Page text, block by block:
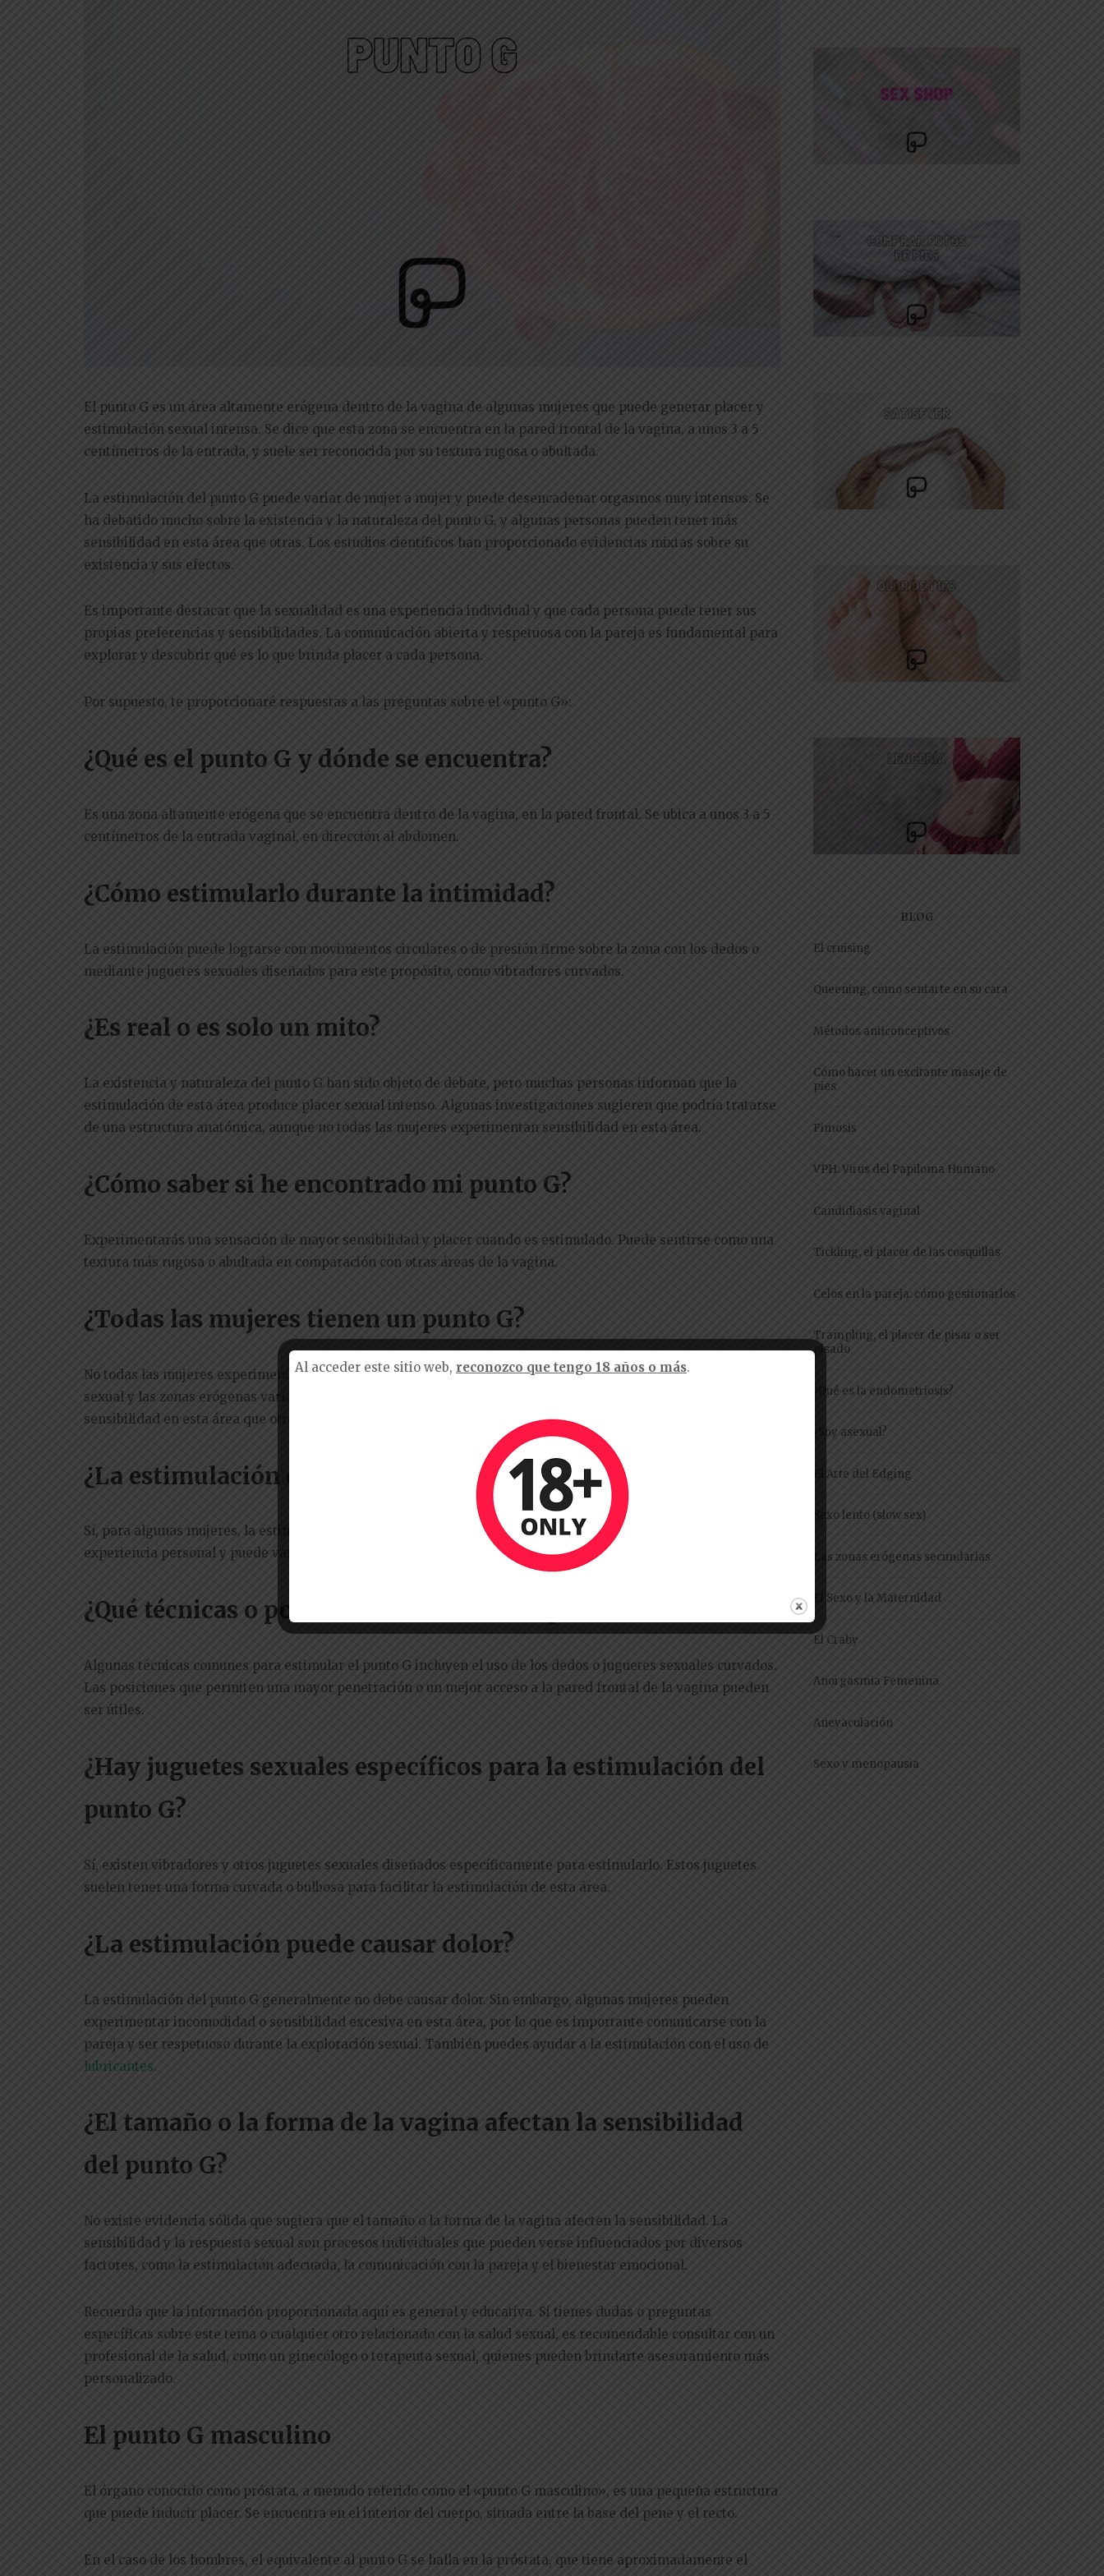
El punto G es un área altamente erógena dentro de la vagina de algunas mujeres que puede generar placer y
estimulación sexual intensa. Se dice que esta zona se encuentra en la pared frontal de la vagina, a unos 3 a 5
centímetros de la entrada, y suele ser reconocida por su textura rugosa o abultada.
La estimulación del punto G puede variar de mujer a mujer y puede desencadenar orgasmos muy intensos. Se
ha debatido mucho sobre la existencia y la naturaleza del punto G, y algunas personas pueden tener más
sensibilidad en esta área que otras. Los estudios científicos han proporcionado evidencias mixtas sobre su
existencia y sus efectos.
Es importante destacar que la sexualidad es una experiencia individual y que cada persona puede tener sus
propias preferencias y sensibilidades. La comunicación abierta y respetuosa con la pareja es fundamental para
explorar y descubrir qué es lo que brinda placer a cada persona.
Por supuesto, te proporcionaré respuestas a las preguntas sobre el «punto G»:
¿Qué es el punto G y dónde se encuentra?
Es una zona altamente erógena que se encuentra dentro de la vagina, en la pared frontal. Se ubica a unos 3 a 5
centímetros de la entrada vaginal, en dirección al abdomen.
¿Cómo estimularlo durante la intimidad?
La estimulación puede lograrse con movimientos circulares o de presión firme sobre la zona con los dedos o
mediante juguetes sexuales diseñados para este propósito, como vibradores curvados.
¿Es real o es solo un mito?
La existencia y naturaleza del punto G han sido objeto de debate, pero muchas personas informan que la
estimulación de esta área produce placer sexual intenso. Algunas investigaciones sugieren que podría tratarse
de una estructura anatómica, aunque no todas las mujeres experimentan sensibilidad en esta área.
¿Cómo saber si he encontrado mi punto G?
Experimentarás una sensación de mayor sensibilidad y placer cuando es estimulado. Puede sentirse como una
textura más rugosa o abultada en comparación con otras áreas de la vagina.
¿Todas las mujeres tienen un punto G?
No todas las mujeres experimentan la misma sensibilidad o tienen un punto G bien definido. La respuesta
sexual y las zonas erógenas varían entre individuos, por lo que algunas mujeres pueden tener una mayor
sensibilidad en esta área que otras.
¿La estimulación del punto G puede provocar un orgasmo?
Sí, para algunas mujeres, la estimulación puede conducir a orgasmos intensos. Sin embargo, el orgasmo es una
experiencia personal y puede variar de una persona a otra.
¿Qué técnicas o posiciones son efectivas para estimularlo?
Algunas técnicas comunes para estimular el punto G incluyen el uso de los dedos o juguetes sexuales curvados.
Las posiciones que permiten una mayor penetración o un mejor acceso a la pared frontal de la vagina pueden
ser útiles.
¿Hay juguetes sexuales específicos para la estimulación del
punto G?
Sí, existen vibradores y otros juguetes sexuales diseñados específicamente para estimularlo. Estos juguetes
suelen tener una forma curvada o bulbosa para facilitar la estimulación de esta área.
¿La estimulación puede causar dolor?
La estimulación del punto G generalmente no debe causar dolor. Sin embargo, algunas mujeres pueden
experimentar incomodidad o sensibilidad excesiva en esta área, por lo que es importante comunicarse con la
pareja y ser respetuoso durante la exploración sexual. También puedes ayudar a la estimulación con el uso de
lubricantes.
¿El tamaño o la forma de la vagina afectan la sensibilidad
del punto G?
No existe evidencia sólida que sugiera que el tamaño o la forma de la vagina afecten la sensibilidad. La
sensibilidad y la respuesta sexual son procesos individuales que pueden verse influenciados por diversos
factores, como la estimulación adecuada, la comunicación con la pareja y el bienestar emocional.
Recuerda que la información proporcionada aquí es general y educativa. Si tienes dudas o preguntas
específicas sobre este tema o cualquier otro relacionado con la salud sexual, es recomendable consultar con un
profesional de la salud, como un ginecólogo o terapeuta sexual, quienes pueden brindarte asesoramiento más
personalizado.
El punto G masculino
El órgano conocido como próstata, a menudo referido como el «punto G masculino», es una pequeña estructura
que puede inducir placer. Se encuentra en el interior del cuerpo, situada entre la base del pene y el recto.
En el caso de los hombres, el equivalente al punto G se halla en la próstata, que tiene aproximadamente el
BLOG
El cruising
Queening, cómo sentarte en su cara
Métodos anticonceptivos
Cómo hacer un excitante masaje de
pies
Fimosis
VPH: Virus del Papiloma Humano
Candidiasis vaginal
Tickling, el placer de las cosquillas
Celos en la pareja: cómo gestionarlos
Trampling, el placer de pisar o ser
pisado
¿Qué es la endometriosis?
¿Soy asexual?
El Arte del Edging
Sexo lento (slow sex)
Las zonas erógenas secundarias
El Sexo y la Maternidad
El Craby
Anorgasmia Femenina
Aneyaculación
Sexo y menopausia
Al acceder este sitio web, reconozco que tengo 18 años o más.